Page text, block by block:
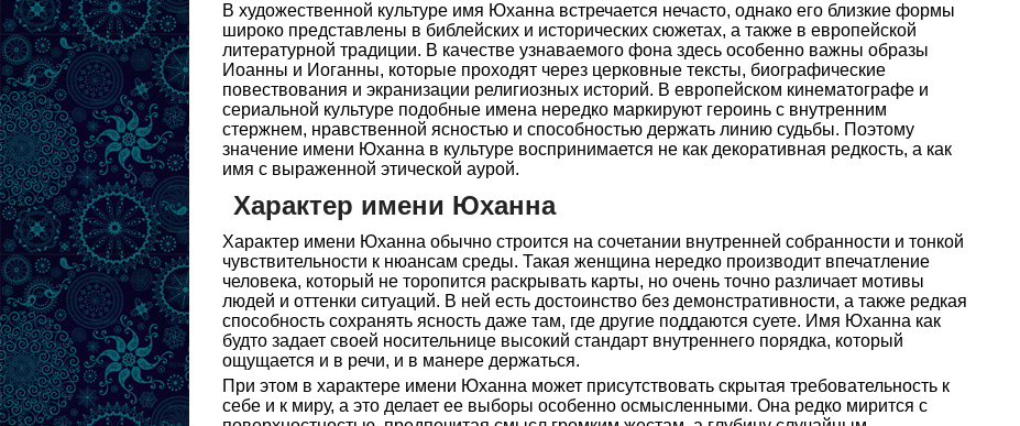
В художественной культуре имя Юханна встречается нечасто, однако его близкие формы
широко представлены в библейских и исторических сюжетах, а также в европейской
литературной традиции. В качестве узнаваемого фона здесь особенно важны образы
Иоанны и Иоганны, которые проходят через церковные тексты, биографические
повествования и экранизации религиозных историй. В европейском кинематографе и
сериальной культуре подобные имена нередко маркируют героинь с внутренним
стержнем, нравственной ясностью и способностью держать линию судьбы. Поэтому
значение имени Юханна в культуре воспринимается не как декоративная редкость, а как
имя с выраженной этической аурой.
Характер имени Юханна
Характер имени Юханна обычно строится на сочетании внутренней собранности и тонкой
чувствительности к нюансам среды. Такая женщина нередко производит впечатление
человека, который не торопится раскрывать карты, но очень точно различает мотивы
людей и оттенки ситуаций. В ней есть достоинство без демонстративности, а также редкая
способность сохранять ясность даже там, где другие поддаются суете. Имя Юханна как
будто задает своей носительнице высокий стандарт внутреннего порядка, который
ощущается и в речи, и в манере держаться.
При этом в характере имени Юханна может присутствовать скрытая требовательность к
себе и к миру, а это делает ее выборы особенно осмысленными. Она редко мирится с